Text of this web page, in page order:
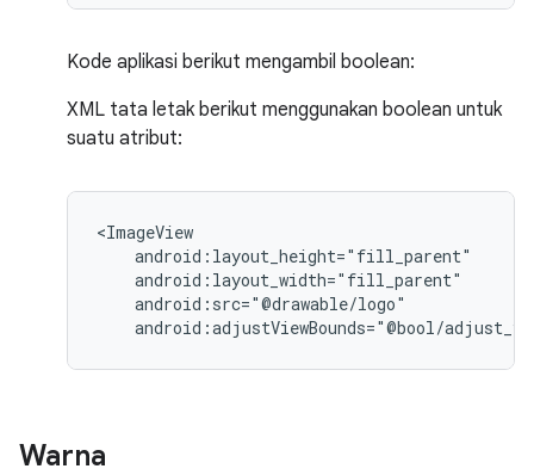
Kode aplikasi berikut mengambil boolean:
XML tata letak berikut menggunakan boolean untuk
suatu atribut:
android:adjustViewBounds="@bool/
Warna